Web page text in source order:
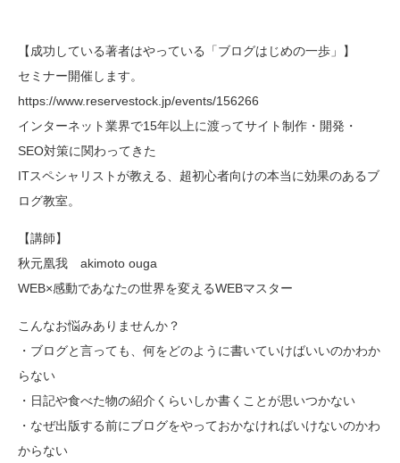
【成功している著者はやっている「ブログはじめの一歩」】
セミナー開催します。
https://www.reservestock.jp/events/156266
インターネット業界で15年以上に渡ってサイト制作・開発・
SEO対策に関わってきた
ITスペシャリストが教える、超初心者向けの本当に効果のあるブ
ログ教室。
【講師】
秋元凰我 akimoto ouga
WEB×感動であなたの世界を変えるWEBマスター
こんなお悩みありませんか？
・ブログと言っても、何をどのように書いていけばいいのかわか
らない
・日記や食べた物の紹介くらいしか書くことが思いつかない
・なぜ出版する前にブログをやっておかなければいけないのかわ
からない